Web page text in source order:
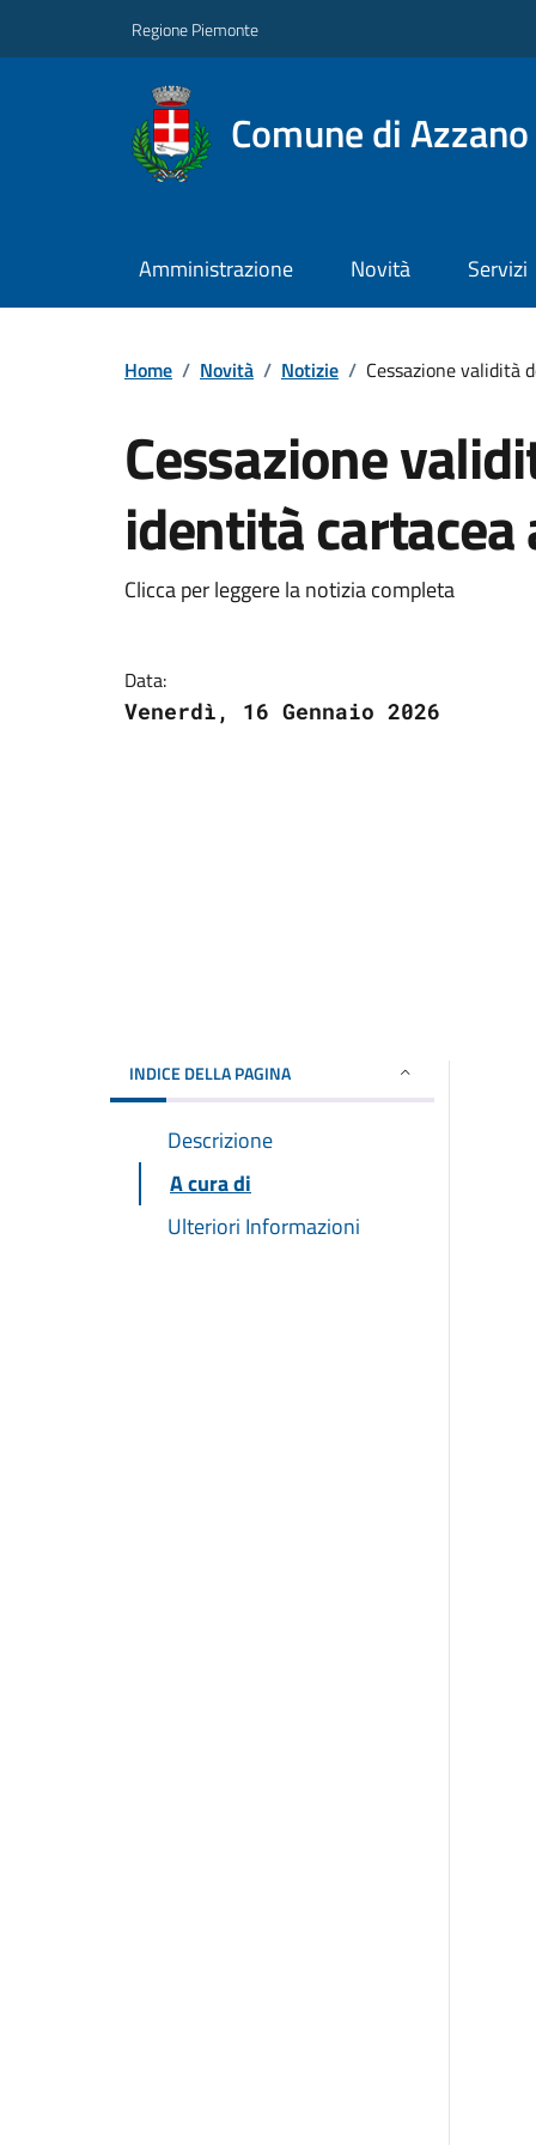
Regione Piemonte
Comune di
Amministrazione Novità Servizi
Home / Novità / Notizie / Cessazione validità
Cessazione
identità
Clicca per leggere la notizia completa
Data:
Venerdì, 16 Gennaio 2026
INDICE DELLA PAGINA
Descrizione
A cura di
Ulteriori Informazioni